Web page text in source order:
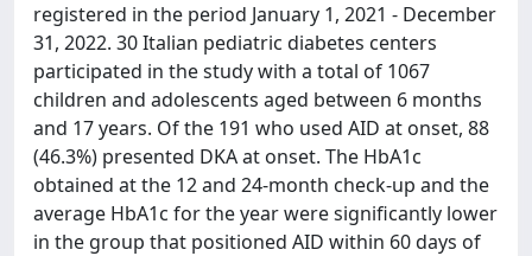
registered in the period January 1, 2021 - December
31, 2022. 30 Italian pediatric diabetes centers
participated in the study with a total of 1067
children and adolescents aged between 6 months
and 17 years. Of the 191 who used AID at onset, 88
(46.3%) presented DKA at onset. The HbA1c
obtained at the 12 and 24-month check-up and the
average HbA1c for the year were significantly lower
in the group that positioned AID within 60 days of